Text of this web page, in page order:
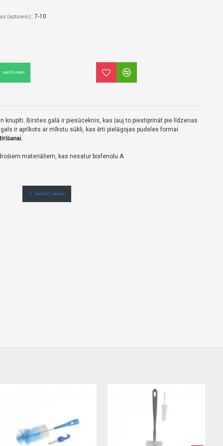
(aptuveni):: 7-10
JAUTĀJUMU
knupīti. Birstes galā ir piesūceknis, kas ļauj to piestiprināt pie līdzenas
ir aprīkots ar mīkstu sūkli, kas ērti pielāgojas pudeles formai.
materiāliem, kas nesatur bisfenolu A.
no vairumtirgotāja.